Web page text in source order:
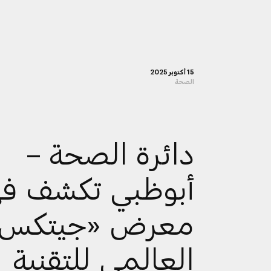
15 أكتوبر 2025
الصحة
دائرة الصحة –
أبوظبي تكشف
معرض
العالمي للتقنية